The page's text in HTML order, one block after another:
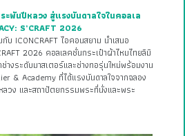
ะพันปีหลวง สู่แรงบันดาลใจในคอลเล
S’CRAFT 2026
บ ICONCRAFT ไอคอนสยาม นำเสนอ
2026 คอลเลคชั่นกระเป๋าผ้าไหมไทยลิมิ
งระดับมาสเตอร์และช่างทอรุ่นใหม่พร้อมงาน
& Academy ที่ได้แรงบันดาลใจจากฉลอง
วง และสถาปัตยกรรมพระที่นั่งและพระ